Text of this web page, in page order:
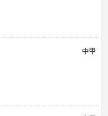
中甲